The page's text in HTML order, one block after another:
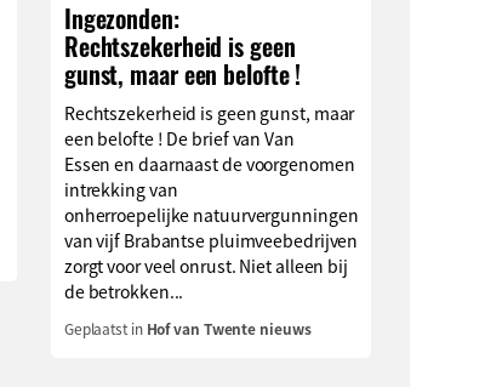
Ingezonden:
Rechtszekerheid is geen
gunst, maar een belofte !
Rechtszekerheid is geen gunst, maar
een belofte ! De brief van Van
Essen en daarnaast de voorgenomen
intrekking van
onherroepelijke natuurvergunningen
van vijf Brabantse pluimveebedrijven
zorgt voor veel onrust. Niet alleen bij
de betrokken...
Geplaatst in Hof van Twente nieuws